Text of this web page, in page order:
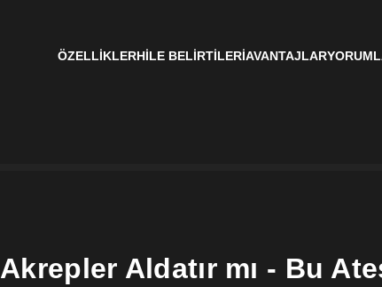
ÖZELLIKLERHILE BELIRTILERIAVANTAJLAR
Akrepler Aldatır mı - Bu